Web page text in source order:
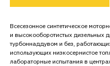
Всесезонное синтетическое
и высокооборотистых дизельных
турбоннаддувом и без,
использующих низкосернистое
лабораторные испытания в